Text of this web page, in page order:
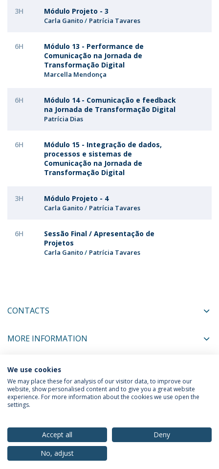
3H Módulo Projeto - 3
Carla Ganito Patrícia Tavares
6H
Módulo 13 - Performance de
Comunicação na Jornada de
Transformação Digital
Marcella Mendonça
6H
Módulo 14 - Comunicação e feedback
na Jornada de Transformação Digital
Patrícia Dias
6H
Módulo 15 - Integração de dados,
processos e sistemas de
Comunicação na Jornada de
Transformação Digital
3H Módulo Projeto - 4
Carla Ganito Patrícia Tavares
6H
Sessão Final / Apresentação de
Projetos
Carla Ganito Patrícia Tavares
CONTACTS
MORE INFORMATION
COORDINATORS
Privacy Policy
© 2026 Universidade Católica Portuguesa
We use cookies
We may place these for analysis of our visitor data, to improve our
website, show personalised content and to give you a great website
experience. For more information about the cookies we use open the
settings.
Accept all
Deny
No, adjust